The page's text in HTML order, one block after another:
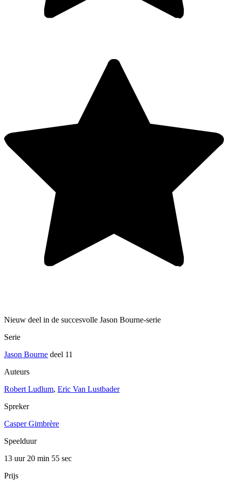
Nieuw deel in de succesvolle Jason Bourne-serie
Serie
Jason Bourne deel 11
Auteurs
Robert Ludlum, Eric Van Lustbader
Spreker
Casper Gimbrère
Speelduur
13 uur 20 min 55 sec
Prijs